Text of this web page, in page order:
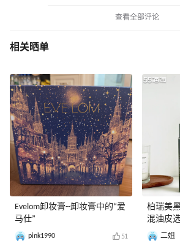
查看全部评论
相关晒单
Evelom卸妆膏--卸妆膏中的“爱
马仕”
pink1990 51
柏瑞美
混油皮
二姐